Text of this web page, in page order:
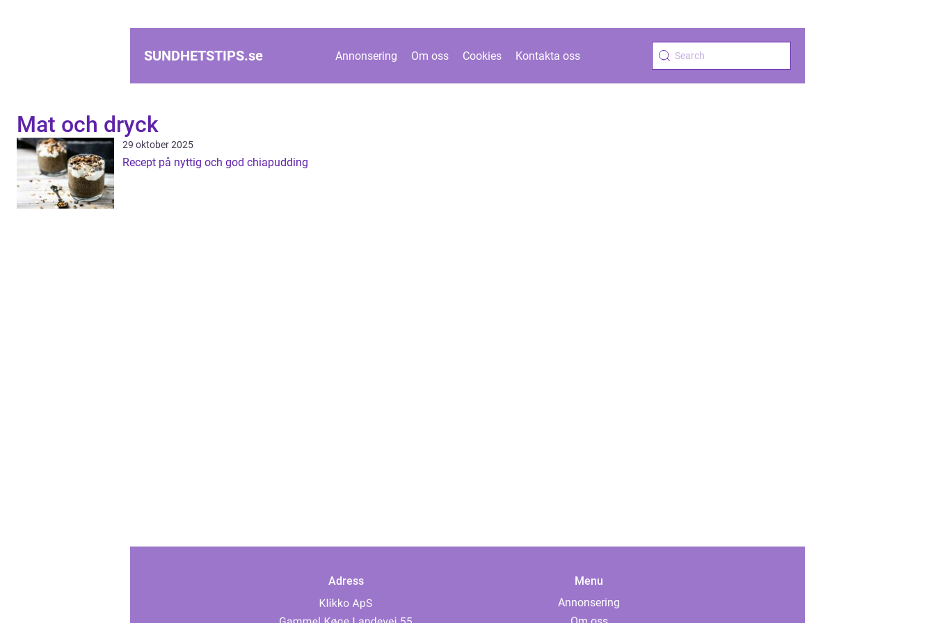
SUNDHETSTIPS.se Annonsering Om oss Cookies Kontakta oss
Mat och dryck
29 oktober 2025
Recept på nyttig och god chiapudding
Adress
Menu
Annonsering